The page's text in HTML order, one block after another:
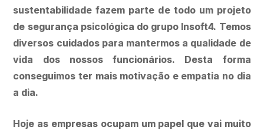
sustentabilidade fazem parte de todo um projeto
de segurança psicológica do grupo Insoft4. Temos
diversos cuidados para mantermos a qualidade de
vida dos nossos funcionários. Desta forma
conseguimos ter mais motivação e empatia no dia
a dia.
Hoje as empresas ocupam um papel que vai muito